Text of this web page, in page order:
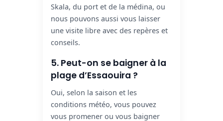
Skala, du port et de la médina, ou
nous pouvons aussi vous laisser
une visite libre avec des repères et
conseils.
5. Peut-on se baigner à la
plage d’Essaouira ?
Oui, selon la saison et les
conditions météo, vous pouvez
vous promener ou vous baigner